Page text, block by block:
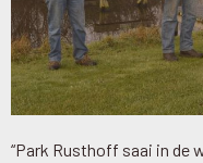
“Park Rusthoff saai in de